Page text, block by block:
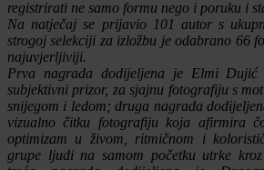
registrirati ne samo formu nego i poruku i
Na natječaj se prijavio 101 autor s
strogoj selekciji za izložbu je odabrano 66
najuvjerljiviji.
Prva nagrada dodijeljena je Elmi
subjektivni prizor, za sjajnu fotografiju s
snijegom i ledom; druga nagrada
vizualno čitku fotografiju koja afirmira
optimizam u živom, ritmičnom i
grupe ljudi na samom početku utrke